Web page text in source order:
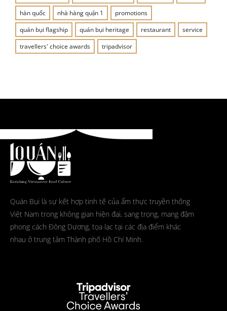
hàn quốc
nhà hàng quận 1
promotions
quán bụi flagship
quán bụi heritage restaurant
service
travellers' choice awards
tripadvisor
Quán Bụi là sự kết hợp tinh tế của ẩm thực truyền thống
Việt Nam trong không gian hiện đại, sang trọng, mang đậm
phong cách Đông Dương, tọa lạc tại các địa điểm khác
nhau ở trung tâm Thành phố Hồ Chí Minh.